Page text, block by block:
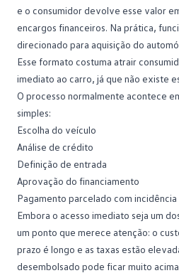
e o consumidor devolve esse valor
encargos financeiros. Na prática,
direcionado para aquisição do
Esse formato costuma atrair
imediato ao carro, já que não existe
O processo normalmente acontece
simples:
Escolha do veículo
Análise de crédito
Definição de entrada
Aprovação do financiamento
Pagamento parcelado com incidência
Embora o acesso imediato seja um
um ponto que merece atenção: o
prazo é longo e as taxas estão
desembolsado pode ficar muito